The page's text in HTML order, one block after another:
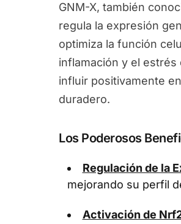
GNM-X, también
regula la expresión
optimiza la función
inflamación y el estrés
influir positivamente
duradero.
Los Poderosos
Regulación de la
mejorando su perfil
Activación de